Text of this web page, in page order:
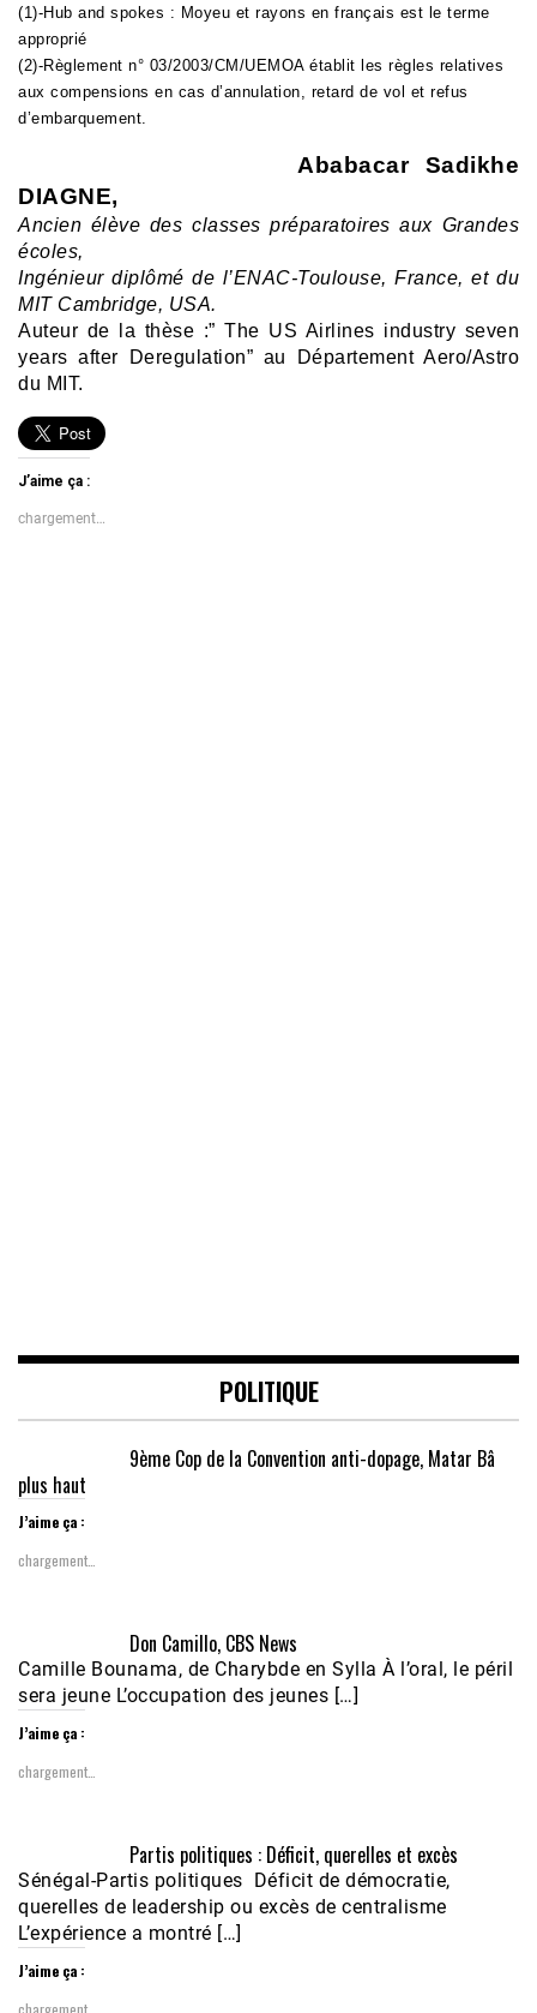
(1)-Hub and spokes : Moyeu et rayons en français est le terme
approprié
(2)-Règlement n° 03/2003/CM/UEMOA établit les règles relatives
aux compensions en cas d’annulation, retard de vol et refus
d’embarquement.
Ababacar Sadikhe
DIAGNE,
Ancien élève des classes préparatoires aux Grandes
écoles,
Ingénieur diplômé de l’ENAC-Toulouse, France, et du
MIT Cambridge, USA.
Auteur de la thèse :” The US Airlines industry seven
years after Deregulation” au Département Aero/Astro
du MIT.
J’aime ça :
chargement…
POLITIQUE
9ème Cop de la Convention anti-dopage, Matar Bâ
plus haut
J’aime ça :
chargement…
Don Camillo, CBS News
Camille Bounama, de Charybde en Sylla À l’oral, le péril
sera jeune L’occupation des jeunes […]
J’aime ça :
chargement…
Partis politiques : Déficit, querelles et excès
Sénégal-Partis politiques Déficit de démocratie,
querelles de leadership ou excès de centralisme
L’expérience a montré […]
J’aime ça :
chargement…